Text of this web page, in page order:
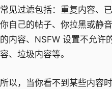
常见过滤包括：重复内容、
你自己的帖子、你拉黑或静
的内容、NSFW 设置不允许
容、垃圾内容等。
所以，当你看不到某些内容